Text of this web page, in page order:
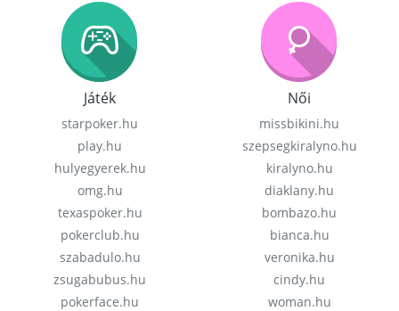
Játék
starpoker.hu
play.hu
hulyegyerek.hu
omg.hu
texaspoker.hu
pokerclub.hu
szabadulo.hu
zsugabubus.hu
pokerface.hu
Női
missbikini.hu
szepsegkiralyno.hu
kiralyno.hu
diaklany.hu
bombazo.hu
bianca.hu
veronika.hu
cindy.hu
woman.hu